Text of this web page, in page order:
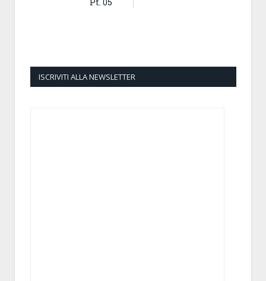
Pt. 05
ISCRIVITI ALLA NEWSLETTER